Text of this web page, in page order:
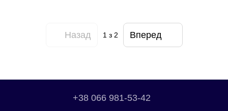
Назад 1 з 2 Вперед
+38 066 981-53-42